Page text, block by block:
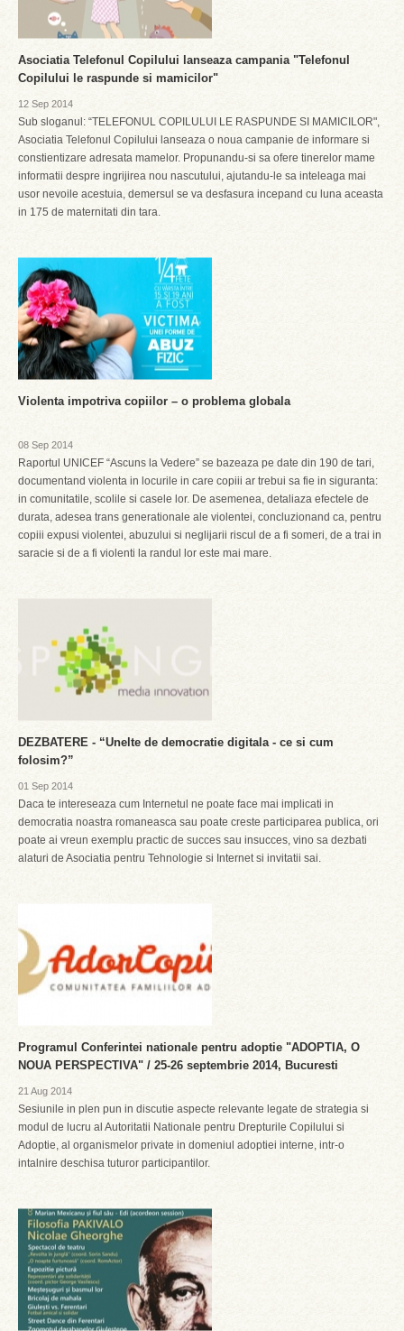
Asociatia Telefonul Copilului lanseaza campania "Telefonul
Copilului le raspunde si mamicilor"
12 Sep 2014
Sub sloganul: “TELEFONUL COPILULUI LE RASPUNDE SI MAMICILOR",
Asociatia Telefonul Copilului lanseaza o noua campanie de informare si
constientizare adresata mamelor. Propunandu-si sa ofere tinerelor mame
informatii despre ingrijirea nou nascutului, ajutandu-le sa inteleaga mai
usor nevoile acestuia, demersul se va desfasura incepand cu luna aceasta
in 175 de maternitati din tara.
Violenta impotriva copiilor – o problema globala
08 Sep 2014
Raportul UNICEF “Ascuns la Vedere” se bazeaza pe date din 190 de tari,
documentand violenta in locurile in care copiii ar trebui sa fie in siguranta:
in comunitatile, scolile si casele lor. De asemenea, detaliaza efectele de
durata, adesea trans generationale ale violentei, concluzionand ca, pentru
copiii expusi violentei, abuzului si neglijarii riscul de a fi someri, de a trai in
saracie si de a fi violenti la randul lor este mai mare.
DEZBATERE - “Unelte de democratie digitala - ce si cum
folosim?”
01 Sep 2014
Daca te intereseaza cum Internetul ne poate face mai implicati in
democratia noastra romaneasca sau poate creste participarea publica, ori
poate ai vreun exemplu practic de succes sau insucces, vino sa dezbati
alaturi de Asociatia pentru Tehnologie si Internet si invitatii sai.
Programul Conferintei nationale pentru adoptie "ADOPTIA, O
NOUA PERSPECTIVA" / 25-26 septembrie 2014, Bucuresti
21 Aug 2014
Sesiunile in plen pun in discutie aspecte relevante legate de strategia si
modul de lucru al Autoritatii Nationale pentru Drepturile Copilului si
Adoptie, al organismelor private in domeniul adoptiei interne, intr-o
intalnire deschisa tuturor participantilor.